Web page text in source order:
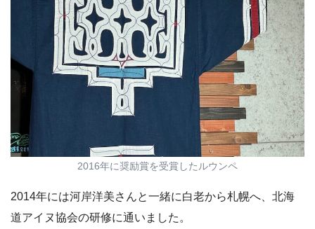
2016年に奨励賞を受賞したルウンペ
2014年には河岸洋美さんと一緒に白老から札幌へ、北海
道アイヌ協会の研修に通いました。